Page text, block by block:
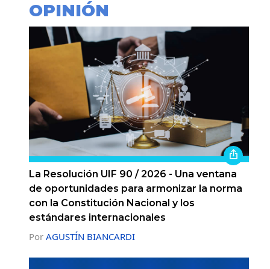
OPINIÓN
La Resolución UIF 90 / 2026 - Una ventana
de oportunidades para armonizar la norma
con la Constitución Nacional y los
estándares internacionales
Por AGUSTÍN BIANCARDI